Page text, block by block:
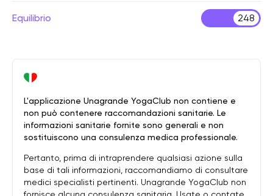
Equilibrio 248
L'applicazione Unagrande YogaClub non contiene e
non può contenere raccomandazioni sanitarie. Le
informazioni sanitarie fornite sono generali e non
sostituiscono una consulenza medica professionale.
Pertanto, prima di intraprendere qualsiasi azione sulla
base di tali informazioni, raccomandiamo di consultare
medici specialisti pertinenti. Unagrande YogaClub non